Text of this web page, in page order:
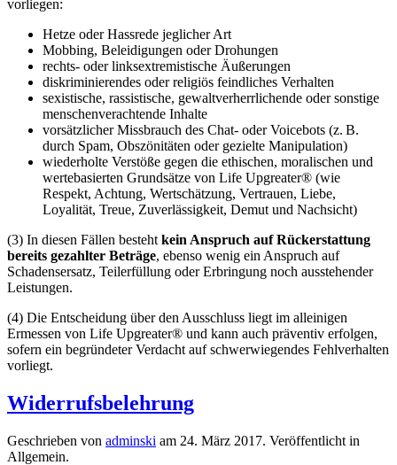
vorliegen:
Hetze oder Hassrede jeglicher Art
Mobbing, Beleidigungen oder Drohungen
rechts- oder linksextremistische Äußerungen
diskriminierendes oder religiös feindliches Verhalten
sexistische, rassistische, gewaltverherrlichende oder sonstige
menschenverachtende Inhalte
vorsätzlicher Missbrauch des Chat- oder Voicebots (z. B.
durch Spam, Obszönitäten oder gezielte Manipulation)
wiederholte Verstöße gegen die ethischen, moralischen und
wertebasierten Grundsätze von Life Upgreater® (wie
Respekt, Achtung, Wertschätzung, Vertrauen, Liebe,
Loyalität, Treue, Zuverlässigkeit, Demut und Nachsicht)
(3) In diesen Fällen besteht kein Anspruch auf Rückerstattung
bereits gezahlter Beträge, ebenso wenig ein Anspruch auf
Schadensersatz, Teilerfüllung oder Erbringung noch ausstehender
Leistungen.
(4) Die Entscheidung über den Ausschluss liegt im alleinigen
Ermessen von Life Upgreater® und kann auch präventiv erfolgen,
sofern ein begründeter Verdacht auf schwerwiegendes Fehlverhalten
vorliegt.
Widerrufsbelehrung
Geschrieben von adminski am 24. März 2017. Veröffentlicht in
Allgemein.